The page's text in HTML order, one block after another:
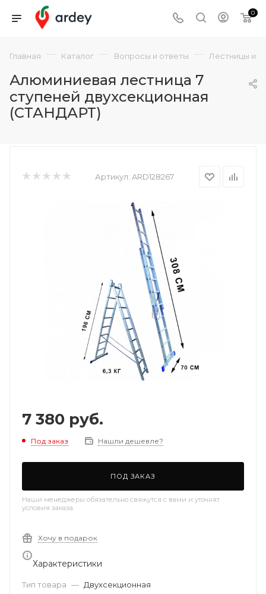
0
Главная — Каталог — Вопросы и ответы — Лестницы и
Алюминиевая лестница 7
ступеней двухсекционная
(СТАНДАРТ)
Артикул: ARD128267
7 380 руб.
Под заказ Нашли дешевле?
ПОД ЗАКАЗ
Наши менеджеры обязательно свяжутся с вами и уточнят
условия заказа
Хочу в подарок
Характеристики
Тип товара — Двухсекционная